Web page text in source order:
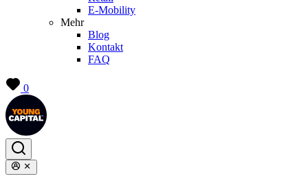
E-Mobility
Mehr
Blog
Kontakt
FAQ
0